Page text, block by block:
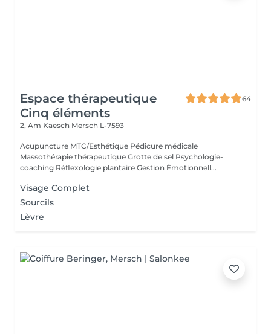
Espace thérapeutique
Cinq éléments
64
2, Am Kaesch Mersch L-7593
Acupuncture MTC/Esthétique Pédicure médicale
Massothérapie thérapeutique Grotte de sel Psychologie-
coaching Réflexologie plantaire Gestion Émotionnell...
Visage Complet
Sourcils
Lèvre